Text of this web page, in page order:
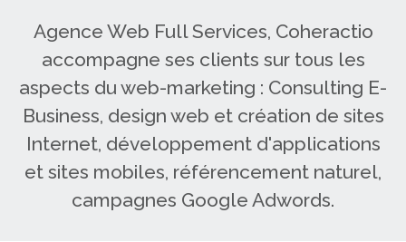
Agence Web Full Services, Coheractio
accompagne ses clients sur tous les
aspects du web-marketing : Consulting E-
Business, design web et création de sites
Internet, développement d'applications
et sites mobiles, référencement naturel,
campagnes Google Adwords.